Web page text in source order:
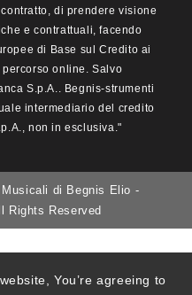
You’re agreeing to
di prendere visione
e contrattuali, facendo
di Base sul Credito ai
online. Salvo
S.p.A.. Begnis-strumenti
intermediario del credito
non in esclusiva."
di Begnis Elio -
Rights Reserved